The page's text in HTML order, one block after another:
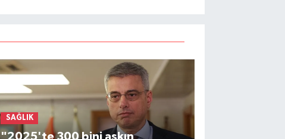
SAĞLIK
"2025'te 300 bini aşkın